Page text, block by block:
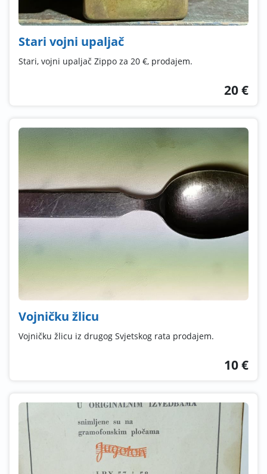
Stari vojni upaljač
Stari, vojni upaljač Zippo za 20 €, prodajem.
20 €
Vojničku žlicu
Vojničku žlicu iz drugog Svjetskog rata prodajem.
10 €